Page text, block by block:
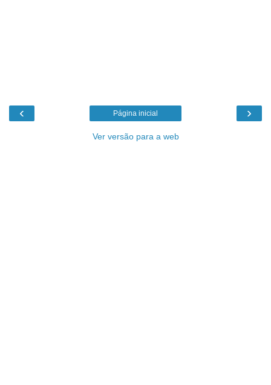
‹ ›
Página inicial
Ver versão para a web